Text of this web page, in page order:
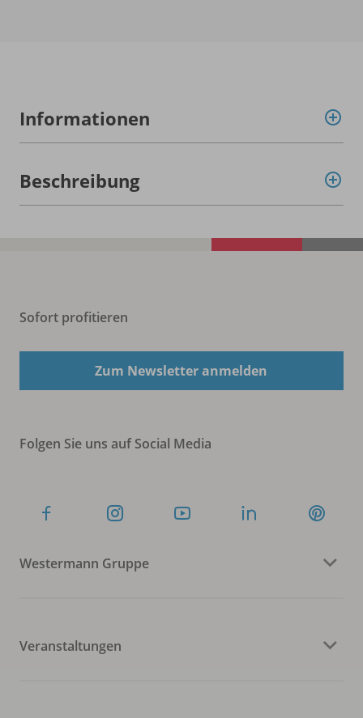
Informationen
Beschreibung
Sofort profitieren
Zum Newsletter anmelden
Folgen Sie uns auf Social Media
Westermann Gruppe
Veranstaltungen